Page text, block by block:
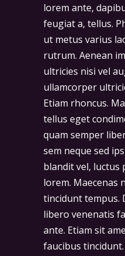
lorem ante,
feugiat a, tellus.
ut metus varius
rutrum. Aenean
ultricies nisi vel
ullamcorper
Etiam rhoncus.
tellus eget
quam semper
sem neque sed
blandit vel, luctus
lorem. Maecenas
tincidunt tempus.
libero venenatis
ante. Etiam sit
faucibus